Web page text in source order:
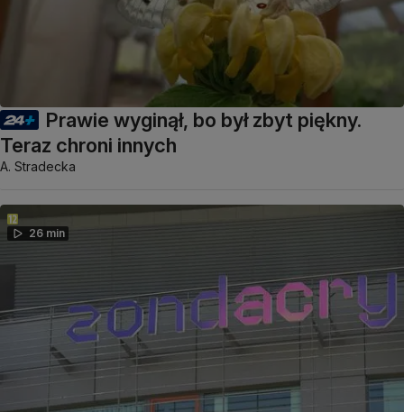
Prawie wyginął, bo był zbyt piękny.
Teraz chroni innych
A. Stradecka
26 min